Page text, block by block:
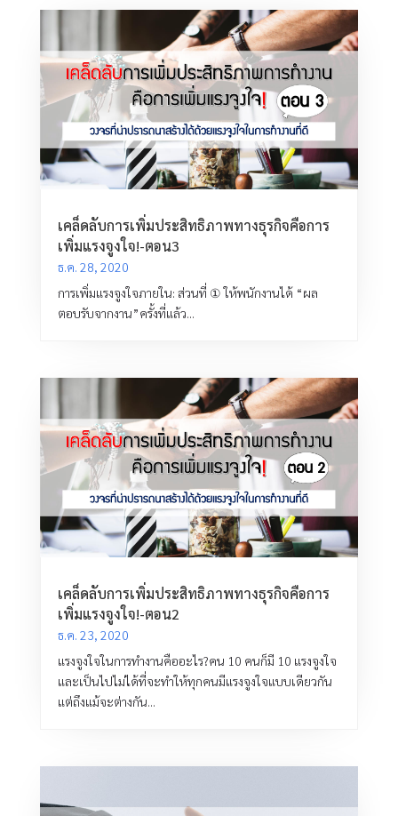
เคล็ดลับการเพิ่มประสิทธิภาพทางธุรกิจคือการ
เพิ่มแรงจูงใจ!-ตอน3
ธ.ค. 28, 2020
การเพิ่มแรงจูงใจภายใน: ส่วนที่ ① ให้พนักงานได้ “ผล
ตอบรับจากงาน”ครั้งที่แล้ว...
เคล็ดลับการเพิ่มประสิทธิภาพทางธุรกิจคือการ
เพิ่มแรงจูงใจ!-ตอน2
ธ.ค. 23, 2020
แรงจูงใจในการทำงานคืออะไร?คน 10 คนก็มี 10 แรงจูงใจ
และเป็นไปไม่ได้ที่จะทำให้ทุกคนมีแรงจูงใจแบบเดียวกัน
แต่ถึงแม้จะต่างกัน...